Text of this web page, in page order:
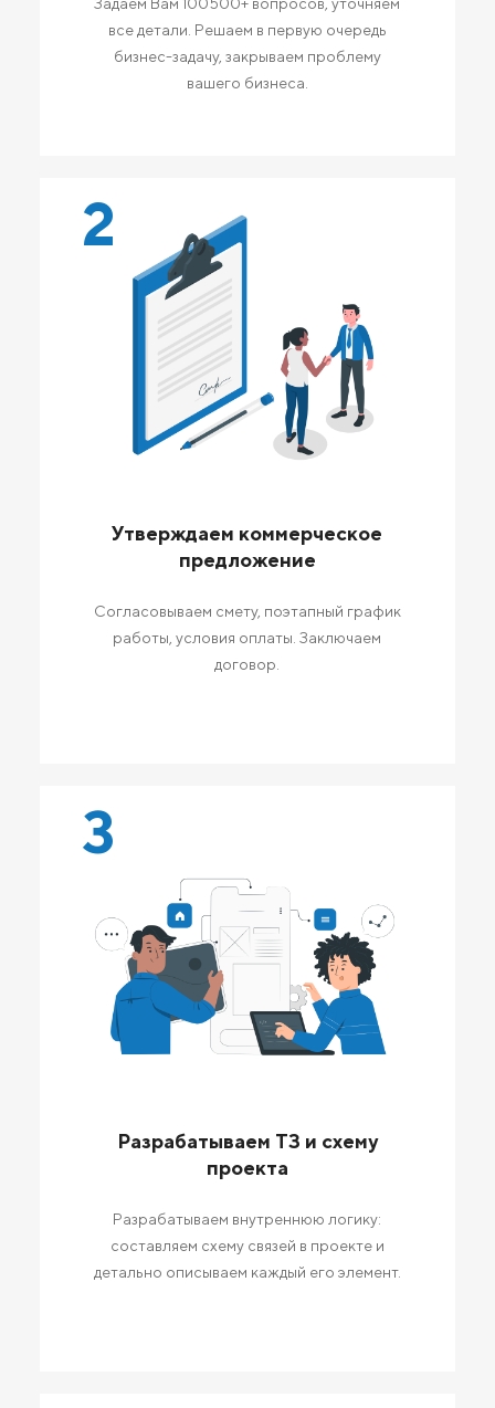
Задаем Вам 100500+ вопросов, уточняем
все детали. Решаем в первую очередь
бизнес-задачу, закрываем проблему
вашего бизнеса.
2
Утверждаем коммерческое
предложение
Согласовываем смету, поэтапный график
работы, условия оплаты. Заключаем
договор.
3
Разрабатываем ТЗ и схему
проекта
Разрабатываем внутреннюю логику:
составляем схему связей в проекте и
детально описываем каждый его элемент.